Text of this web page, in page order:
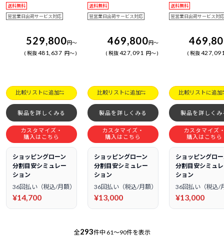
送料無料
翌営業日出荷サービス対応
529,800円～
税抜481,637 円～
比較リストに追加
製品を詳しくみる
カスタマイズ・
購入はこちら
ショッピングローン
分割目安シミュレー
ション
36回払い（税込/月額）
¥14,700
送料無料
翌営業日出荷サービス対応
469,800円～
税抜427,091 円～
比較リストに追加
製品を詳しくみる
カスタマイズ・
購入はこちら
ショッピングローン
分割目安シミュレー
ション
36回払い（税込/月額）
¥13,000
送料無料
翌営業日出荷サービス対応
税抜
比較リストに追加
製品を詳しくみ
カスタマイズ
購入はこちら
ショッピングロ
分割目安シミュ
ション
36回払い（税込/
¥13,000
全293件中 61～90件を表示